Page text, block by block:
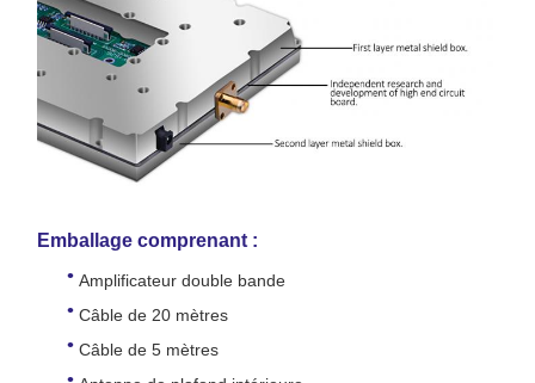
Emballage comprenant :
Amplificateur double bande
Câble de 20 mètres
Câble de 5 mètres